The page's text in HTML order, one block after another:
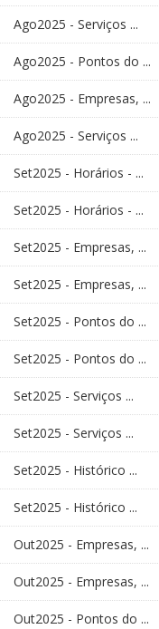
Ago2025 - Serviços ...
Ago2025 - Pontos do ...
Ago2025 - Empresas, ...
Ago2025 - Serviços ...
Set2025 - Horários - ...
Set2025 - Horários - ...
Set2025 - Empresas, ...
Set2025 - Empresas, ...
Set2025 - Pontos do ...
Set2025 - Pontos do ...
Set2025 - Serviços ...
Set2025 - Serviços ...
Set2025 - Histórico ...
Set2025 - Histórico ...
Out2025 - Empresas, ...
Out2025 - Empresas, ...
Out2025 - Pontos do ...